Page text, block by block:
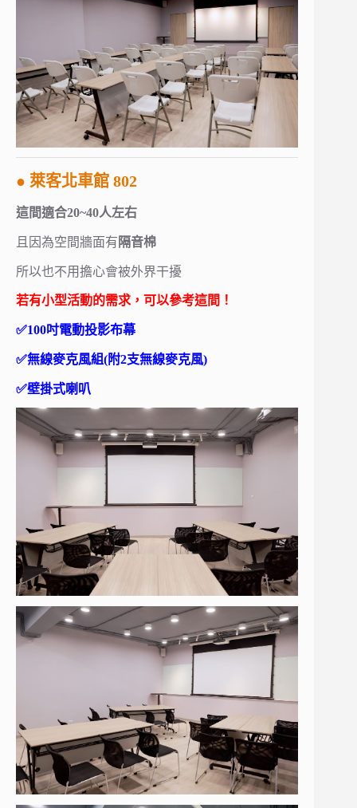
● 萊客北車館 802
這間適合20~40人左右
且因為空間牆面有 隔音棉
所以也不用擔心會被外界干擾
若有小型活動的需求，可以參考這間！
✅100吋電動投影布幕
✅無線麥克風組(附2支無線麥克風)
✅壁掛式喇叭